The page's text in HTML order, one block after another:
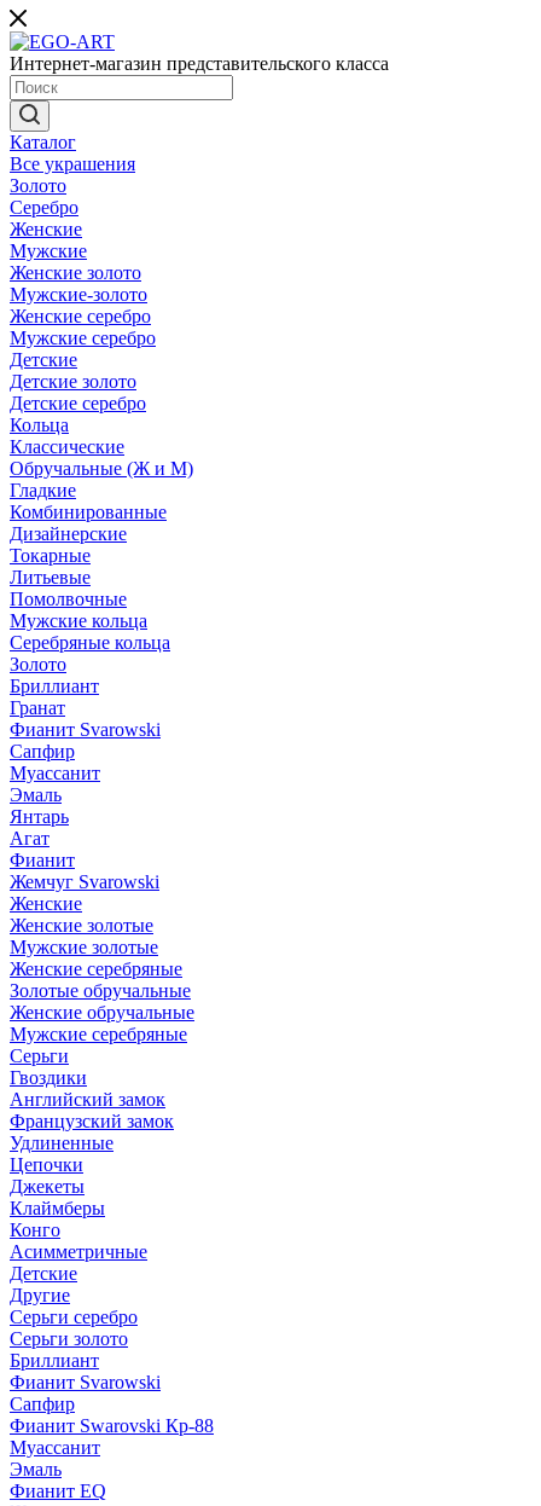
Интернет-магазин представительского класса
Каталог
Все украшения
Золото
Серебро
Женские
Мужские
Женские золото
Мужские-золото
Женские серебро
Мужские серебро
Детские
Детские золото
Детские серебро
Кольца
Классические
Обручальные (Ж и М)
Гладкие
Комбинированные
Дизайнерские
Токарные
Литьевые
Помолвочные
Мужские кольца
Серебряные кольца
Золото
Бриллиант
Гранат
Фианит Svarowski
Сапфир
Муассанит
Эмаль
Янтарь
Агат
Фианит
Жемчуг Svarowski
Женские
Женские золотые
Мужские золотые
Женские серебряные
Золотые обручальные
Женские обручальные
Мужские серебряные
Серьги
Гвоздики
Английский замок
Французский замок
Удлиненные
Цепочки
Джекеты
Клаймберы
Конго
Асимметричные
Детские
Другие
Серьги серебро
Серьги золото
Бриллиант
Фианит Svarowski
Сапфир
Фианит Swarovski Кр-88
Муассанит
Эмаль
Фианит EQ